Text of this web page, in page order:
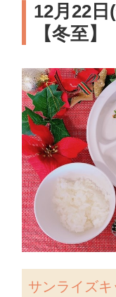
12月22
【冬至】
サンライズキ